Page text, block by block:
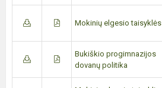
Mokinių elgesio taisyklės
Bukiškio progimnazijos
dovanų politika